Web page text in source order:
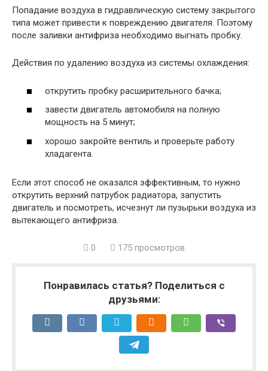
Попадание воздуха в гидравлическую систему закрытого
типа может привести к повреждению двигателя. Поэтому
после заливки антифриза необходимо выгнать пробку.
Действия по удалению воздуха из системы охлаждения:
открутить пробку расширительного бачка;
завести двигатель автомобиля на полную
мощность на 5 минут;
хорошо закройте вентиль и проверьте работу
хладагента.
Если этот способ не оказался эффективным, то нужно
открутить верхний патрубок радиатора, запустить
двигатель и посмотреть, исчезнут ли пузырьки воздуха из
вытекающего антифриза.
0 175 просмотров
Понравилась статья? Поделиться с
друзьями: